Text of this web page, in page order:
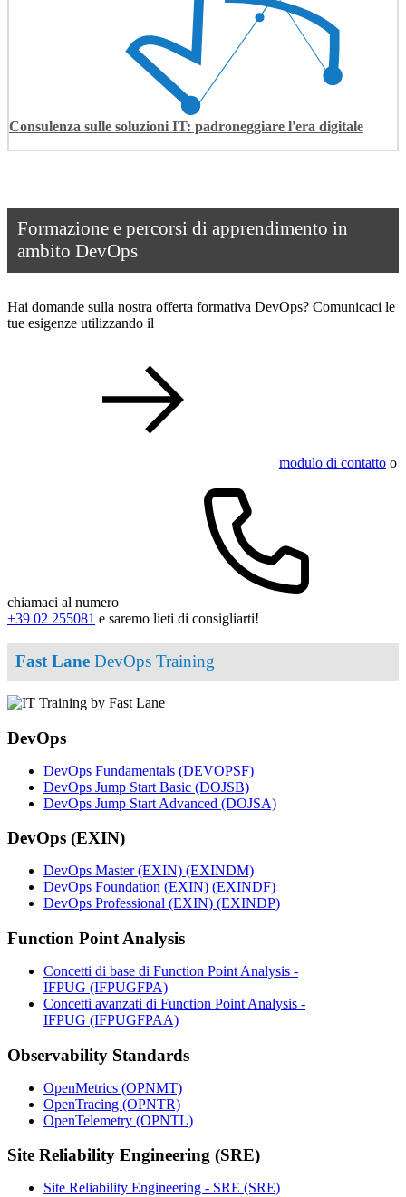
Consulenza sulle soluzioni IT: padroneggiare l'era digitale
Formazione e percorsi di apprendimento in
ambito DevOps
Hai domande sulla nostra offerta formativa DevOps? Comunicaci le
tue esigenze utilizzando il
modulo di contatto o
chiamaci al numero
+39 02 255081 e saremo lieti di consigliarti!
Fast Lane DevOps Training
DevOps
DevOps Fundamentals (DEVOPSF)
DevOps Jump Start Basic (DOJSB)
DevOps Jump Start Advanced (DOJSA)
DevOps (EXIN)
DevOps Master (EXIN) (EXINDM)
DevOps Foundation (EXIN) (EXINDF)
DevOps Professional (EXIN) (EXINDP)
Function Point Analysis
Concetti di base di Function Point Analysis -
IFPUG (IFPUGFPA)
Concetti avanzati di Function Point Analysis -
IFPUG (IFPUGFPAA)
Observability Standards
OpenMetrics (OPNMT)
OpenTracing (OPNTR)
OpenTelemetry (OPNTL)
Site Reliability Engineering (SRE)
Site Reliability Engineering - SRE (SRE)